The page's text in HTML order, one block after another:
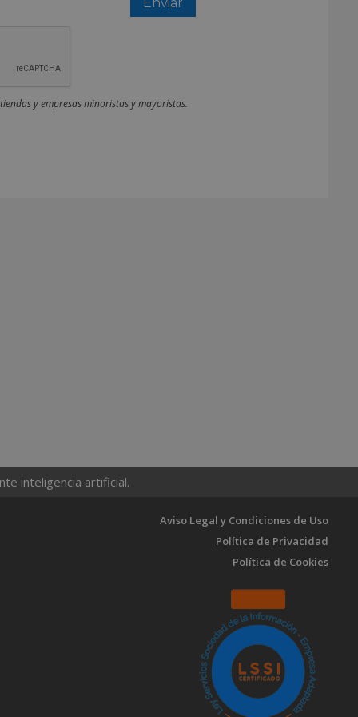
y empresas minoristas y mayoristas.
inteligencia artificial.
Aviso Legal y Condiciones de Uso
Política de Privacidad
Política de Cookies